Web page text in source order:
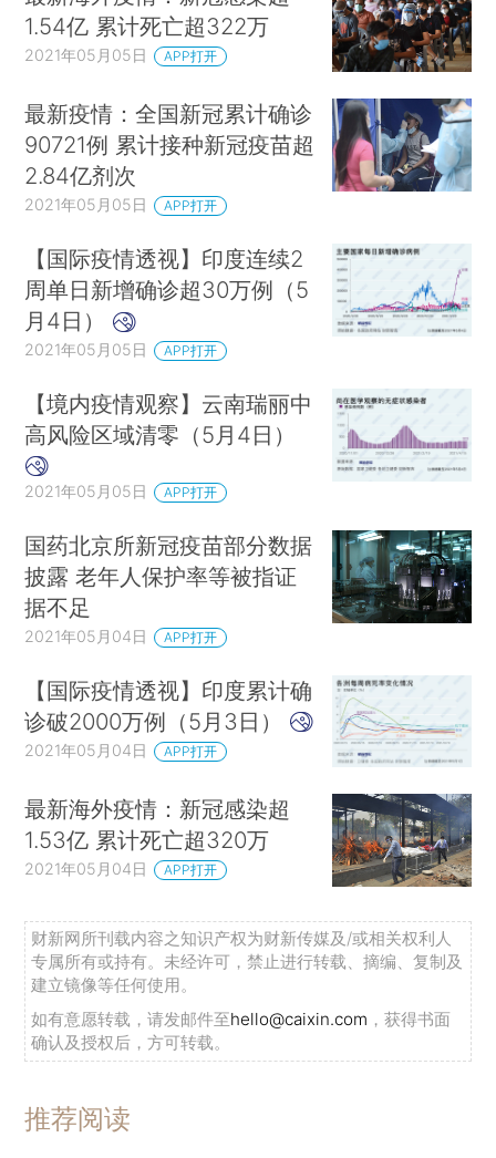
1.54亿 累计死亡超322万
2021年05月05日 APP打开
最新疫情：全国新冠累计确诊
90721例 累计接种新冠疫苗超
2.84亿剂次
2021年05月05日 APP打开
【国际疫情透视】印度连续2
周单日新增确诊超30万例（5
月4日）
2021年05月05日 APP打开
【境内疫情观察】云南瑞丽中
高风险区域清零（5月4日）
2021年05月05日 APP打开
国药北京所新冠疫苗部分数据
披露 老年人保护率等被指证
据不足
2021年05月04日 APP打开
【国际疫情透视】印度累计确
诊破2000万例（5月3日）
2021年05月04日 APP打开
最新海外疫情：新冠感染超
1.53亿 累计死亡超320万
2021年05月04日 APP打开
财新网所刊载内容之知识产权为财新传媒及/或相关权利人
专属所有或持有。未经许可，禁止进行转载、摘编、复制及
建立镜像等任何使用。
如有意愿转载，请发邮件至hello@caixin.com ，获得书面
确认及授权后，方可转载。
推荐阅读